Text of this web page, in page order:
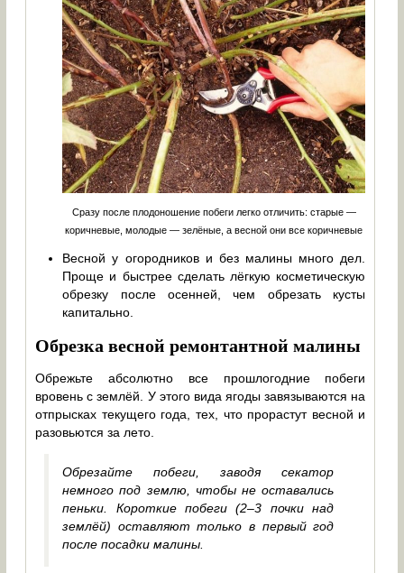
Сразу после плодоношение побеги легко отличить: старые —
коричневые, молодые — зелёные, а весной они все коричневые
Весной у огородников и без малины много дел.
Проще и быстрее сделать лёгкую косметическую
обрезку после осенней, чем обрезать кусты
капитально.
Обрезка весной ремонтантной малины
Обрежьте абсолютно все прошлогодние побеги
вровень с землёй. У этого вида ягоды завязываются на
отпрысках текущего года, тех, что прорастут весной и
разовьются за лето.
Обрезайте побеги, заводя секатор
немного под землю, чтобы не оставались
пеньки. Короткие побеги (2–3 почки над
землёй) оставляют только в первый год
после посадки малины.